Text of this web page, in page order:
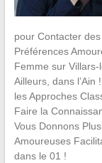
pour Contacter
Préférences
Femme sur
Ailleurs, dans l’Ain
les Approches
Faire la
Vous Donnons
Amoureuses
dans le 01 !